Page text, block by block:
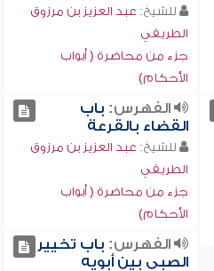
للشيخ: عبد العزيز بن مرزوق
الطريفي
جزء من محاضرة ( أبواب
الأحكام)
الفهرس: باب
القضاء بالقرعة
للشيخ: عبد العزيز بن مرزوق
الطريفي
جزء من محاضرة ( أبواب
الأحكام)
الفهرس: باب تخيير
الصبي بين أبويه